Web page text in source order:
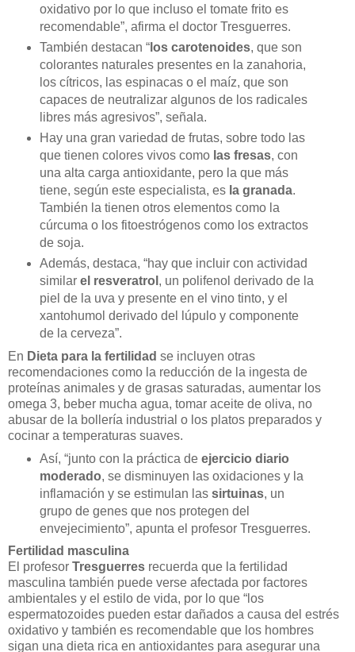
oxidativo por lo que incluso el tomate frito es
recomendable”, afirma el doctor Tresguerres.
También destacan “los carotenoides, que son
colorantes naturales presentes en la zanahoria,
los cítricos, las espinacas o el maíz, que son
capaces de neutralizar algunos de los radicales
libres más agresivos”, señala.
Hay una gran variedad de frutas, sobre todo las
que tienen colores vivos como las fresas, con
una alta carga antioxidante, pero la que más
tiene, según este especialista, es la granada.
También la tienen otros elementos como la
cúrcuma o los fitoestrógenos como los extractos
de soja.
Además, destaca, “hay que incluir con actividad
similar el resveratrol , un polifenol derivado de la
piel de la uva y presente en el vino tinto, y el
xantohumol derivado del lúpulo y componente
de la cerveza”.
En Dieta para la fertilidad se incluyen otras
recomendaciones como la reducción de la ingesta de
proteínas animales y de grasas saturadas, aumentar los
omega 3, beber mucha agua, tomar aceite de oliva, no
abusar de la bollería industrial o los platos preparados y
cocinar a temperaturas suaves.
Así, “junto con la práctica de ejercicio diario
moderado, se disminuyen las oxidaciones y la
inflamación y se estimulan las sirtuinas, un
grupo de genes que nos protegen del
envejecimiento”, apunta el profesor Tresguerres.
Fertilidad masculina
El profesor Tresguerres recuerda que la fertilidad
masculina también puede verse afectada por factores
ambientales y el estilo de vida, por lo que “los
espermatozoides pueden estar dañados a causa del estrés
oxidativo y también es recomendable que los hombres
sigan una dieta rica en antioxidantes para asegurar una